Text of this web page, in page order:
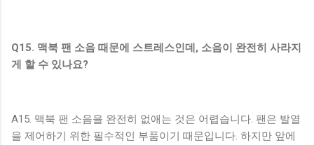
Q15. 맥북 팬 소음 때문에 스트레스인데, 소음이 완전히 사라지
게 할 수 있나요?
A15. 맥북 팬 소음을 완전히 없애는 것은 어렵습니다. 팬은 발열
을 제어하기 위한 필수적인 부품이기 때문입니다. 하지만 앞에